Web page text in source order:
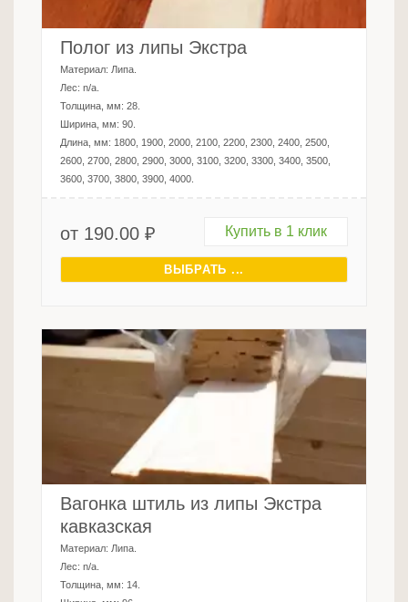
Полог из липы Экстра
Материал: Липа
Лес: n/a
Толщина, мм: 28
Ширина, мм: 90
Длина, мм: 1800, 1900, 2000, 2100, 2200, 2300, 2400, 2500,
2600, 2700, 2800, 2900, 3000, 3100, 3200, 3300, 3400, 3500,
3600, 3700, 3800, 3900, 4000
от 190.00 ₽ Купить в 1 клик
ВЫБРАТЬ ...
Вагонка штиль из липы Экстра
кавказская
Материал: Липа
Лес: n/a
Толщина, мм: 14